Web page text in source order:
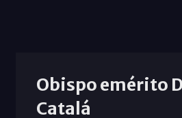
Obispo emérito
Catalá